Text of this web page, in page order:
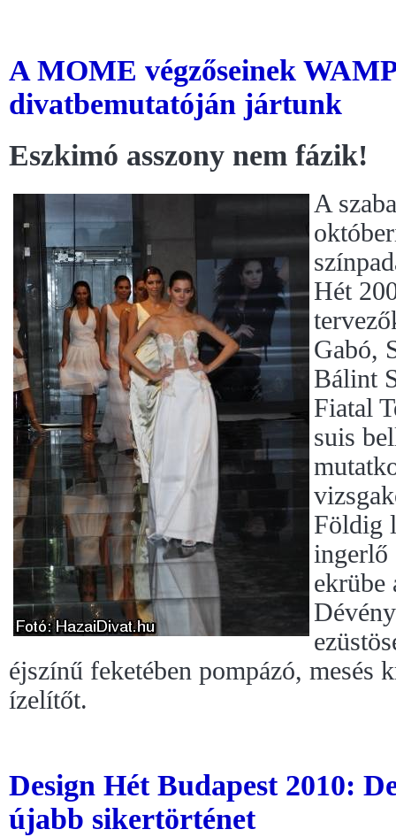
A MOME végzőseinek
divatbemutatóján jártunk
Eszkimó asszony nem fázik!
A
Hét
Gabó,
Bálint
Fiatal
suis
Földig
ingerlő
ekrübe
éjszínű feketében pompázó, mesés
ízelítőt.
Design Hét Budapest 2010:
újabb sikertörténet